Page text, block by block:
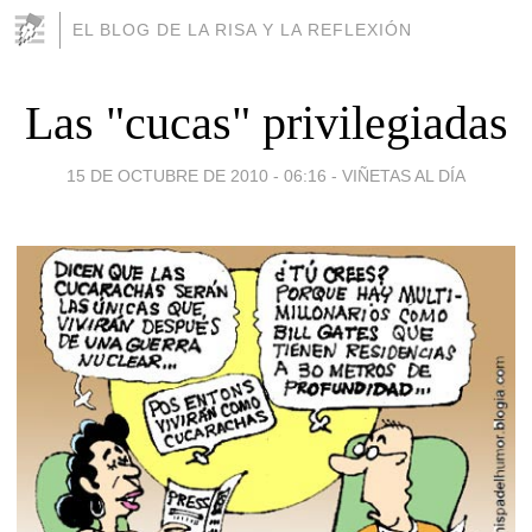
EL BLOG DE LA RISA Y LA REFLEXIÓN
Las "cucas" privilegiadas
15 DE OCTUBRE DE 2010 - 06:16 - VIÑETAS AL DÍA